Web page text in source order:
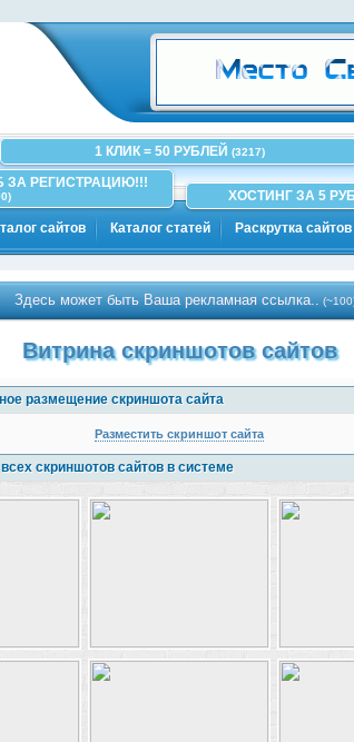
1 КЛИК = 50 РУБЛЕЙ (3217)
ЗА РЕГИСТРАЦИЮ!!!
ХОСТИНГ ЗА 5
сайтов Каталог статей Раскрутка сайтов
может быть Ваша рекламная ссылка..(~100)
Витрина скриншотов сайтов
размещение скриншота сайта
Разместить скриншот сайта
скриншотов сайтов в системе